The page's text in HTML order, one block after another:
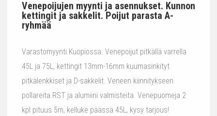
Venepoijujen myynti ja asennukset. Kunnon
kettingit ja sakkelit. Poijut parasta A-
ryhmää
Varastomyynti Kuopiossa. Venepoijut pitkällä varrella
45L ja 75L, kettingit 13mm-16mm kuumasinkityt
pitkälenkkiset ja D-sakkelit. Veneen kiinnitykseen
pollareita RST ja alumiini valmisteita. Venepuomeja 2
kpl pituus 5m, kelluke päässä 45L, kysy tarjous!